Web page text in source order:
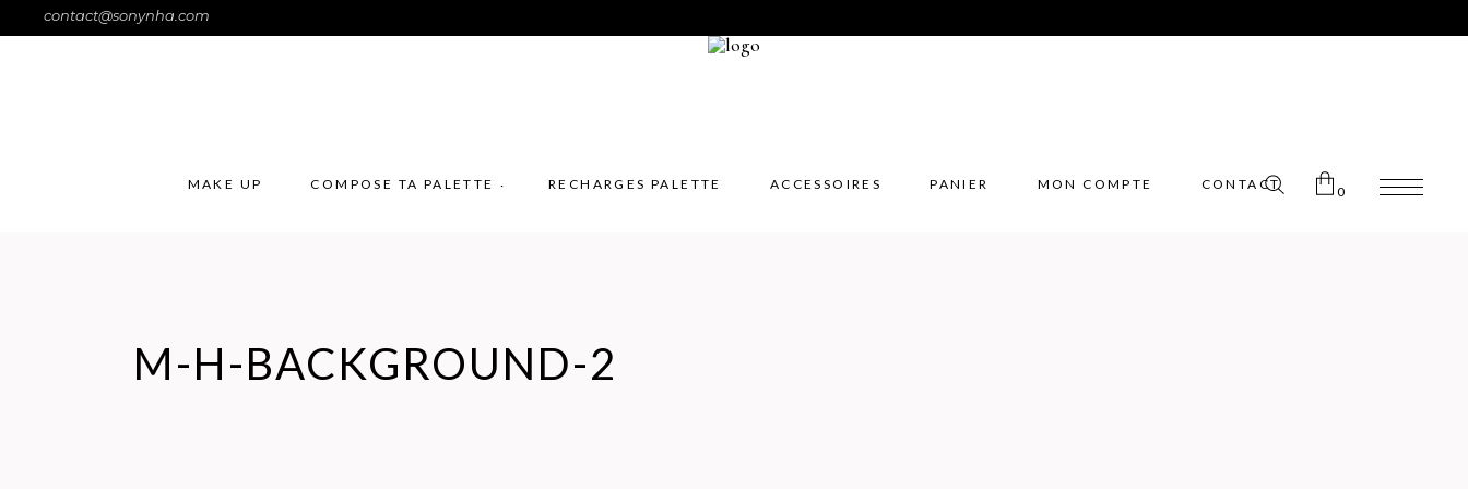
contact@sonynha.com
MAKE UP COMPOSE TA PALETTE RECHARGES PALETTE ACCESSOIRES PANIER MON COMPTE CONTACT 0
M-H-BACKGROUND-2